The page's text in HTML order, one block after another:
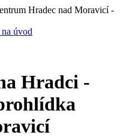
Hradec nad Moravicí-
úvod
Hradci -